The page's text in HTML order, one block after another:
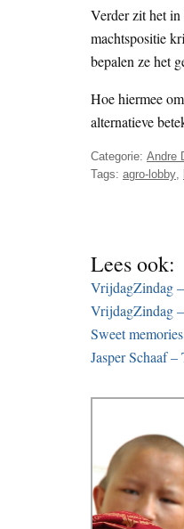
Verder zit het in
machtspositie
bepalen ze het
Hoe hiermee
alternatieve
Categorie: Andre
Tags: agro-lobby,
Lees ook:
VrijdagZindag
VrijdagZindag
Sweet memories
Jasper Schaaf –